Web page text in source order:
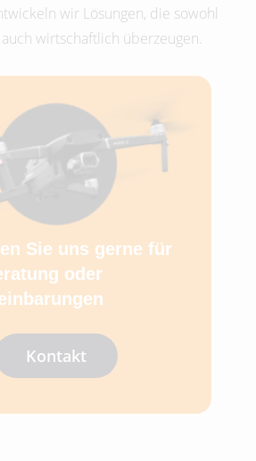
wir Lösungen, die sowohl
wirtschaftlich überzeugen.
Sie uns gerne für
oder
Kontakt